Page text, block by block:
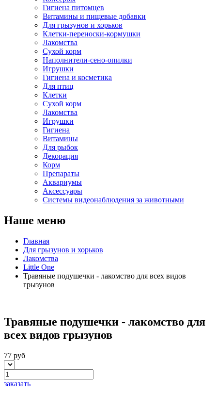
Гигиена питомцев
Витамины и пищевые добавки
Для грызунов и хорьков
Клетки-переноски-кормушки
Лакомства
Сухой корм
Наполнители-сено-опилки
Игрушки
Гигиена и косметика
Для птиц
Клетки
Сухой корм
Лакомства
Игрушки
Гигиена
Витамины
Для рыбок
Декорация
Корм
Препараты
Аквариумы
Аксессуары
Cистемы видеонаблюдения за животными
Наше меню
Главная
Для грызунов и хорьков
Лакомства
Little One
Травяные подушечки - лакомство для всех видов
грызунов
Травяные подушечки - лакомство для
всех видов грызунов
77 руб
заказать